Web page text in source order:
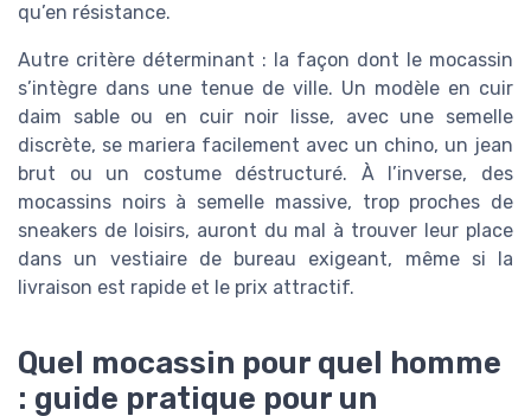
qu’en résistance.
Autre critère déterminant : la façon dont le mocassin
s’intègre dans une tenue de ville. Un modèle en cuir
daim sable ou en cuir noir lisse, avec une semelle
discrète, se mariera facilement avec un chino, un jean
brut ou un costume déstructuré. À l’inverse, des
mocassins noirs à semelle massive, trop proches de
sneakers de loisirs, auront du mal à trouver leur place
dans un vestiaire de bureau exigeant, même si la
livraison est rapide et le prix attractif.
Quel mocassin pour quel homme
: guide pratique pour un